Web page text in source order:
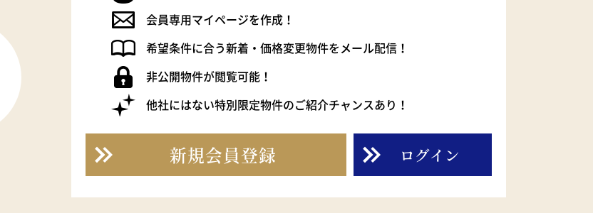
会員専用マイページを作成！
希望条件に合う新着・価格変更物件をメール配信！
非公開物件が閲覧可能！
他社にはない特別限定物件のご紹介チャンスあり！
新規会員登録 ログイン